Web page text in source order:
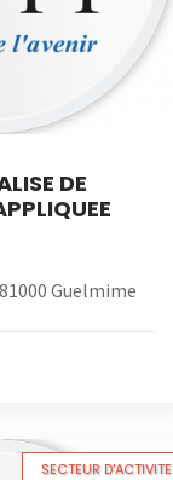
DE
Guelmime
SECTEUR D'ACTIVITE